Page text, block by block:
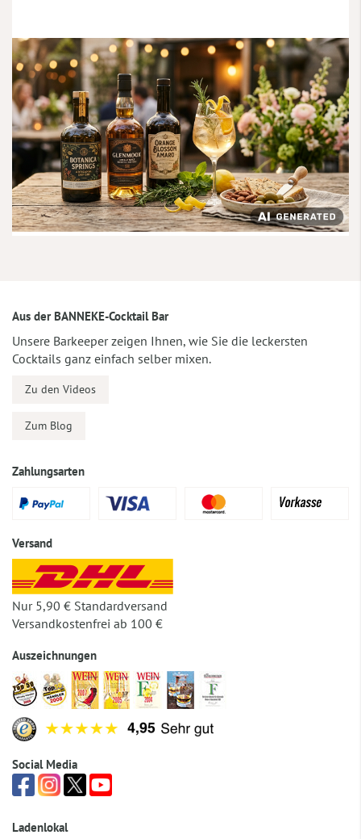
Aus der BANNEKE-Cocktail Bar
Unsere Barkeeper zeigen Ihnen, wie Sie die leckersten
Cocktails ganz einfach selber mixen.
Zu den Videos
Zum Blog
Zahlungsarten
Versand
Nur 5,90 € Standardversand
Versandkostenfrei ab 100 €
Auszeichnungen
Social Media
Ladenlokal